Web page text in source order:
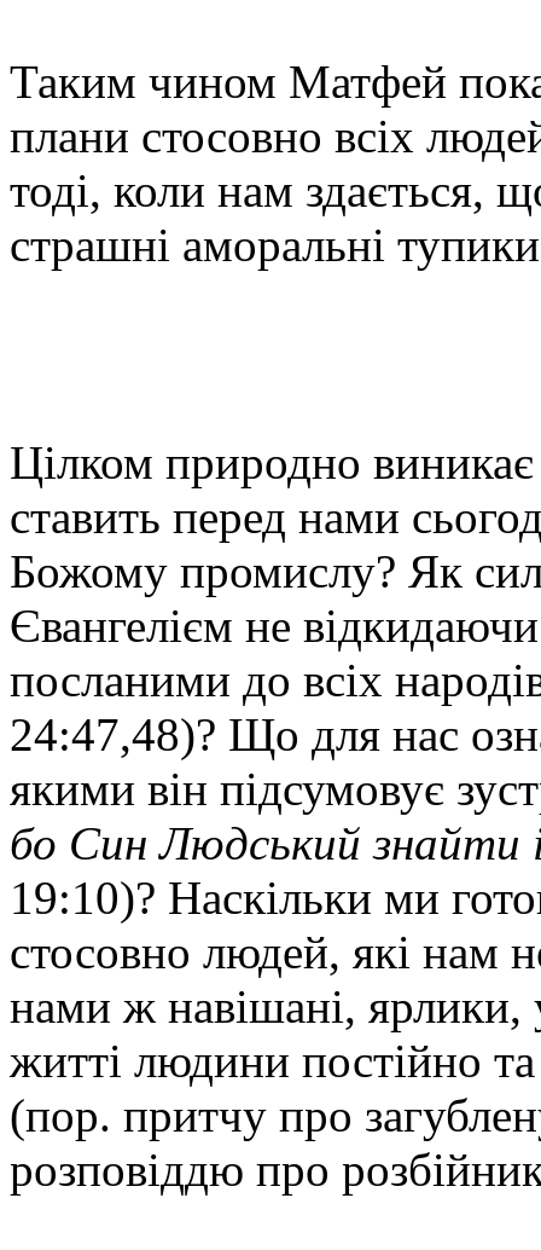
Таким чином Матфей
плани стосовно всіх
тоді, коли нам здається,
страшні аморальні
Цілком природно
ставить перед нами
Божому промислу? Як
Євангелієм не
посланими до всіх
24:47,48)? Що для нас
якими він підсумовує
бо Син Людський знайти
19:10)? Наскільки ми
стосовно людей, які нам
нами ж навішані,
житті людини постійно
(пор. притчу про
розповіддю про